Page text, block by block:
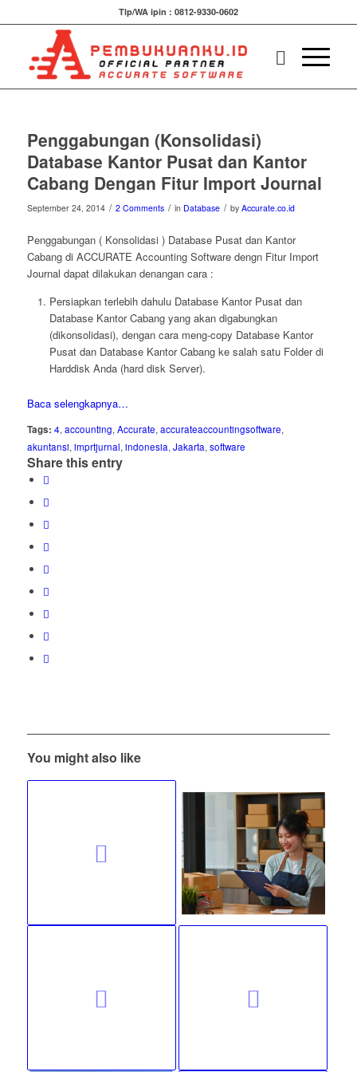
Tlp/WA ipin : 0812-9330-0602
Penggabungan (Konsolidasi)
Database Kantor Pusat dan Kantor
Cabang Dengan Fitur Import Journal
September 24, 2014 / 2 Comments / in Database / by Accurate.co.id
Penggabungan ( Konsolidasi ) Database Pusat dan Kantor
Cabang di ACCURATE Accounting Software dengn Fitur Import
Journal dapat dilakukan denangan cara :
Persiapkan terlebih dahulu Database Kantor Pusat dan
Database Kantor Cabang yang akan digabungkan
(dikonsolidasi), dengan cara meng-copy Database Kantor
Pusat dan Database Kantor Cabang ke salah satu Folder di
Harddisk Anda (hard disk Server).
Baca selengkapnya…
Tags: 4, accounting, Accurate, accurateaccountingsoftware,
akuntansi, imprtjurnal, indonesia, Jakarta, software
Share this entry
You might also like